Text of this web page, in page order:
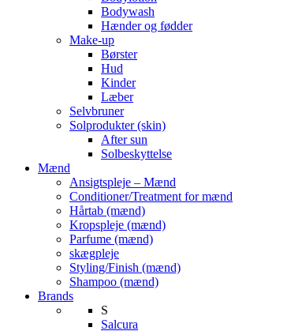
Bodywash
Hænder og fødder
Make-up
Børster
Hud
Kinder
Læber
Selvbruner
Solprodukter (skin)
After sun
Solbeskyttelse
Mænd
Ansigtspleje – Mænd
Conditioner/Treatment for mænd
Hårtab (mænd)
Kropspleje (mænd)
Parfume (mænd)
skægpleje
Styling/Finish (mænd)
Shampoo (mænd)
Brands
S
Salcura